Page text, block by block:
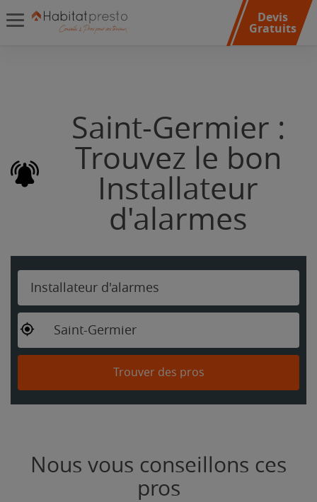
Devis
Gratuits
Saint-Germier :
Trouvez le bon
Installateur
d'alarmes
Installateur d'alarmes
Saint-Germier
Trouver des pros
Nous vous conseillons ces
pros